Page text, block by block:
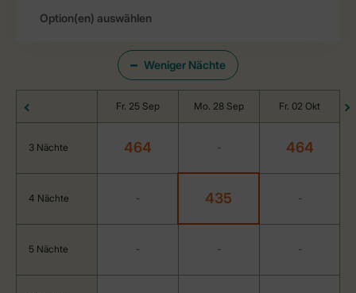
Weniger Nächte
Fr. 25 Sep Mo. 28 Sep Fr. 02 Okt
3 Nächte 464 - 464
4 Nächte - 435 -
5 Nächte - - -